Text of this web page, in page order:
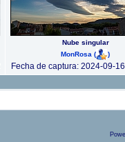
Nube singular
MonRosa ( )
Fecha de captura: 2024-09-